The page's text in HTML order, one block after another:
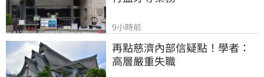
9小時前
再點慈濟內部信疑點！學者：
高層嚴重失職